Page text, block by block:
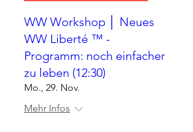
WW Workshop │ Neues
WW Liberté ™ -
Programm: noch einfacher
zu leben (12:30)
Mo., 29. Nov.
Mehr Infos